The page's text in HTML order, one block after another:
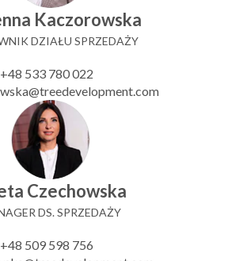
Kaczorowska
DZIAŁU SPRZEDAŻY
+48 533 780 022
Czechowska
DS. SPRZEDAŻY
+48 509 598 756